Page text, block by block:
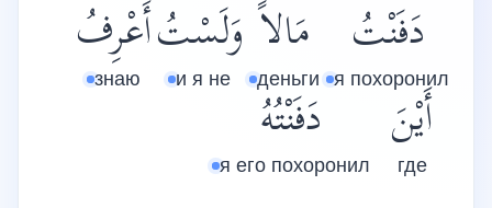
دَفَنْتُ
я похоронил
مَالاً
деньги
وَلَسْتُ
и я не
أَعْرِفُ
знаю
أَيْنَ
где
دَفَنْتُهُ
я его похоронил